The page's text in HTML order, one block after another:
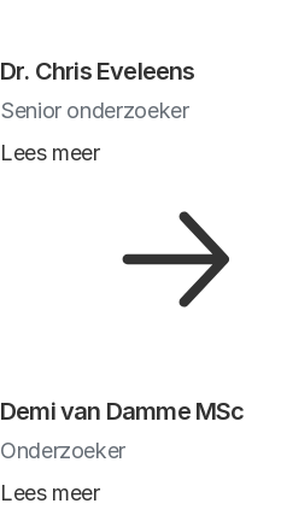
Dr. Chris Eveleens
Senior onderzoeker
Lees meer
Demi van Damme MSc
Onderzoeker
Lees meer